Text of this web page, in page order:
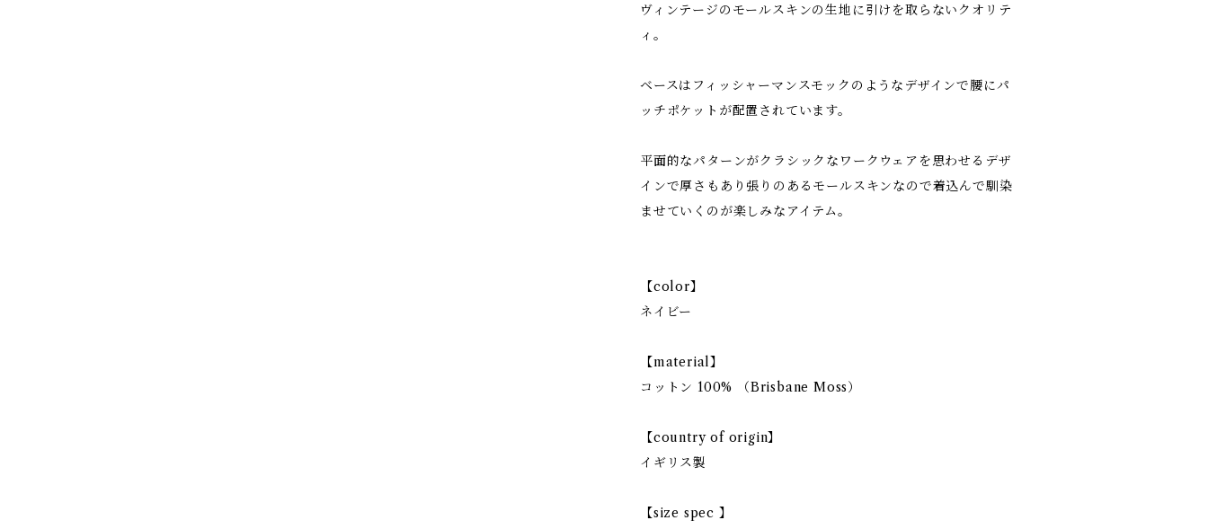
ヴィンテージのモールスキンの生地に引けを取らないクオリテ
ィ。
ベースはフィッシャーマンスモックのようなデザインで腰にパ
ッチポケットが配置されています。
平面的なパターンがクラシックなワークウェアを思わせるデザ
インで厚さもあり張りのあるモールスキンなので着込んで馴染
ませていくのが楽しみなアイテム。
【color】
ネイビー
【material】
コットン 100% （Brisbane Moss）
【country of origin】
イギリス製
【size spec 】